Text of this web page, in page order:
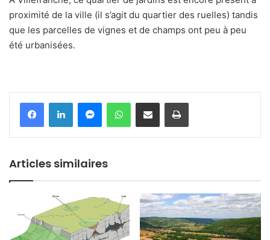
proximité de la ville (il s’agit du quartier des ruelles) tandis
que les parcelles de vignes et de champs ont peu à peu
été urbanisées.
Articles similaires